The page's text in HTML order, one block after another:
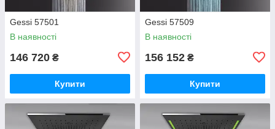
Gessi 57501
В наявності
146 720 ₴
Купити
Gessi 57509
В наявності
156 152 ₴
Купити